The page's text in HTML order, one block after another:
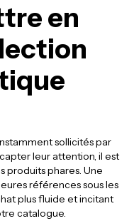
en
sollicités par
leur attention, il est
produits phares. Une
références sous les
plus fluide et incitant
catalogue.